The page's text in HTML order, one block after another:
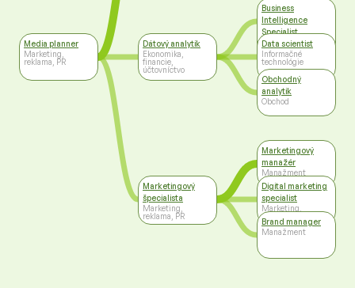
Media planner
Marketing,
reklama, PR
Dátový analytik
Ekonomika,
financie,
účtovníctvo
Marketingový
špecialista
Marketing,
reklama, PR
Business
Intelligence
Specialist
Informačné
technológie
Data scientist
Informačné
technológie
Obchodný
analytik
Obchod
Marketingový
manažér
Manažment
Digital marketing
specialist
Marketing,
reklama, PR
Brand manager
Manažment